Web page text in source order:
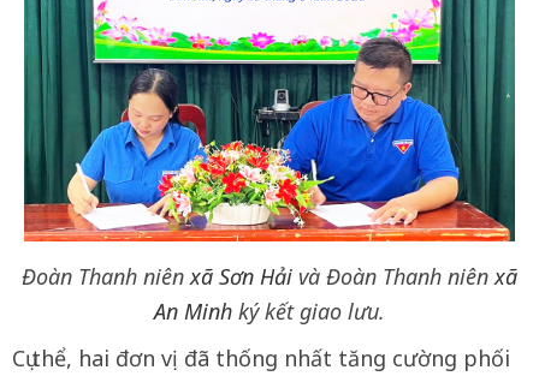
Đoàn Thanh niên xã Sơn Hải và Đoàn Thanh niên xã
An Minh ký kết giao lưu.
Cụ thể, hai đơn vị đã thống nhất tăng cường phối